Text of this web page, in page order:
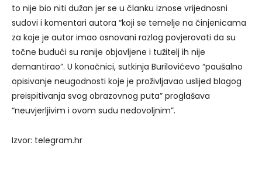
to nije bio niti dužan jer se u članku iznose vrijednosni
sudovi i komentari autora “koji se temelje na činjenicama
za koje je autor imao osnovani razlog povjerovati da su
točne budući su ranije objavljene i tužitelj ih nije
demantirao”. U konačnici, sutkinja Burilovićevo “paušalno
opisivanje neugodnosti koje je proživljavao uslijed blagog
preispitivanja svog obrazovnog puta” proglašava
“neuvjerljivim i ovom sudu nedovoljnim”.
Izvor: telegram.hr